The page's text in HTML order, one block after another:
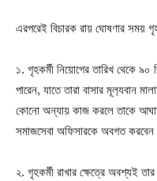
এরপরেই বিচারক রায় ঘোষণার সময়
১. গৃহকর্মী নিয়োগের তারিখ থেকে ৯০
পারেন, যাতে তারা বাসার মূল‌্যবান
কোনো অন্যায় কাজ করলে তাকে আঘাত
সমাজসেবা অফিসারকে অবগত
২. গৃহকর্মী রাখার ক্ষেত্রে অবশ্যই